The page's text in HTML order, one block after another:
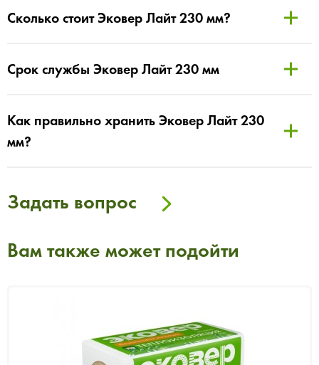
Сколько стоит Эковер Лайт 230 мм?
Срок службы Эковер Лайт 230 мм
Как правильно хранить Эковер Лайт 230
мм?
Задать вопрос
Вам также может подойти